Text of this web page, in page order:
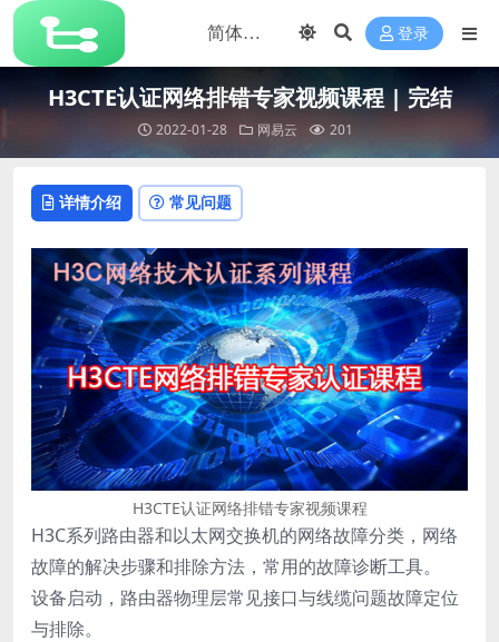
登录
H3CTE认证网络排错专家视频课程 | 完结
2022-01-28 网易云 201
详情介绍 常见问题
H3CTE认证网络排错专家视频课程
H3C系列路由器和以太网交换机的网络故障分类，网络
故障的解决步骤和排除方法，常用的故障诊断工具。
设备启动，路由器物理层常见接口与线缆问题故障定位
与排除。